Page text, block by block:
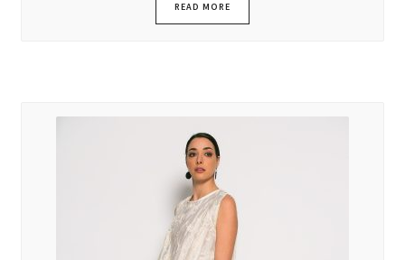
READ MORE